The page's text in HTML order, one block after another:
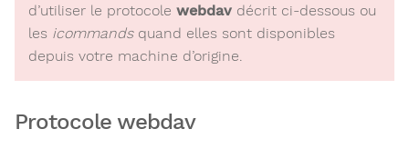
d’utiliser le protocole webdav décrit ci-dessous ou
les icommandsquand elles sont disponibles
depuis votre machine d’origine.
Protocole webdav